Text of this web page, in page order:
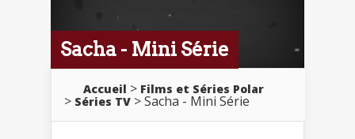
Sacha - Mini Série
Accueil
Films et Séries Polar
Séries TV
Sacha - Mini Série